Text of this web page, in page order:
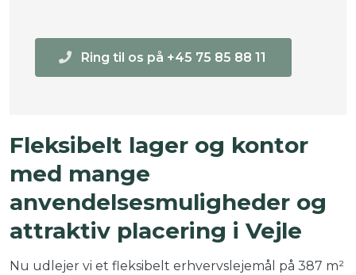
Ring til os på +45 75 85 88 11
Fleksibelt lager og kontor
med mange
anvendelsesmuligheder og
attraktiv placering i Vejle
Nu udlejer vi et fleksibelt erhvervslejemål på 387 m²